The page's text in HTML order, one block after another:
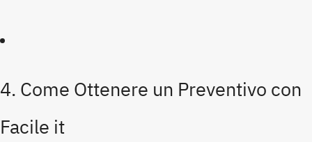
4. Come Ottenere un Preventivo con
Facile it